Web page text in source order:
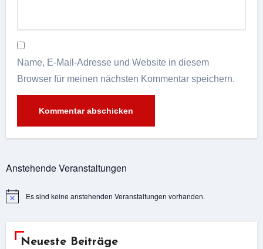
Name, E-Mail-Adresse und Website in diesem
Browser für meinen nächsten Kommentar speichern.
Anstehende Veranstaltungen
HinweisEs sind keine anstehenden Veranstaltungen vorhanden.
Neueste Beiträge